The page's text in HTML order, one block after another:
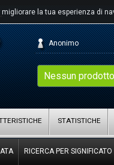
la tua esperienza di
Nessun
Anonimo
STATISTICHE
RICERCA PER SIGNIFICATO